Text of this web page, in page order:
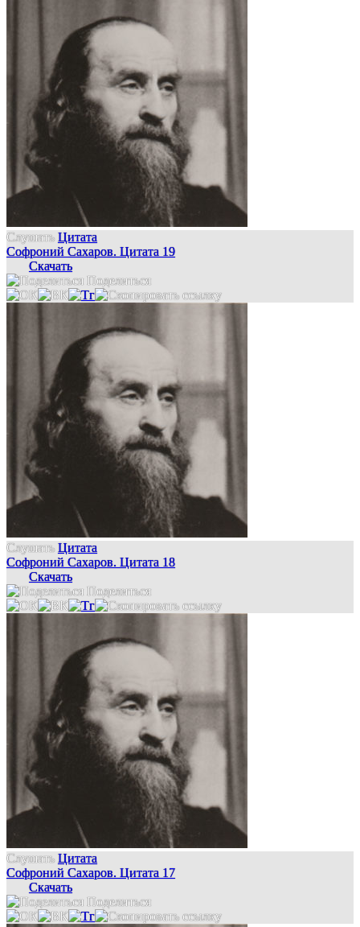
Слушать Цитата
Софроний Сахаров. Цитата 19
Скачать
Поделиться
Слушать Цитата
Софроний Сахаров. Цитата 18
Скачать
Поделиться
Слушать Цитата
Софроний Сахаров. Цитата 17
Скачать
Поделиться